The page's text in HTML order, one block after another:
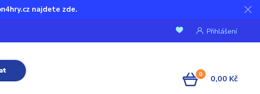
najdete zde.
Přihlášení
0 0,00 Kč